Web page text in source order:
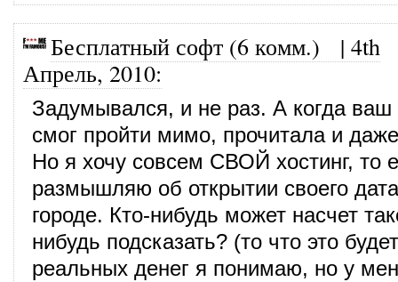
Бесплатный софт (6 комм.) | 4th
Апрель, 2010:
Задумывался, и не раз. А когда ваш
смог пройти мимо, прочитала и
Но я хочу совсем СВОЙ хостинг, то
размышляю об открытии своего
городе. Кто-нибудь может насчет
нибудь подсказать? (то что это
реальных денег я понимаю, но у